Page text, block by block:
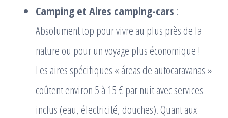
Camping et Aires camping-cars :
Absolument top pour vivre au plus près de la
nature ou pour un voyage plus économique !
Les aires spécifiques « áreas de autocaravanas »
coûtent environ 5 à 15 € par nuit avec services
inclus (eau, électricité, douches). Quant aux